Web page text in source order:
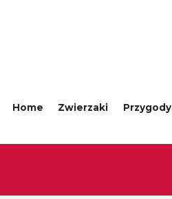
Home Zwierzaki Przygody